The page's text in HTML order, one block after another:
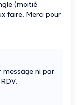
(moitié
faire. Merci pour
message ni par